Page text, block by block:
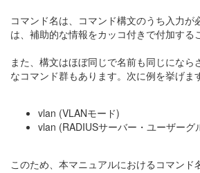
コマンド名は、コマンド構文のうち入力
は、補助的な情報をカッコ付きで付加する
また、構文はほぼ同じで名前も同じにな
なコマンド群もあります。次に例を挙げます
vlan (VLANモード)
vlan (RADIUSサーバー・ユーザーグ
このため、本マニュアルにおけるコマン